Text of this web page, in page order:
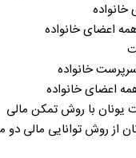
اعضای خانواده
خانواده
اعضای خانواده
یونان با روش تمکن مالی
از روش توانایی مالی دو